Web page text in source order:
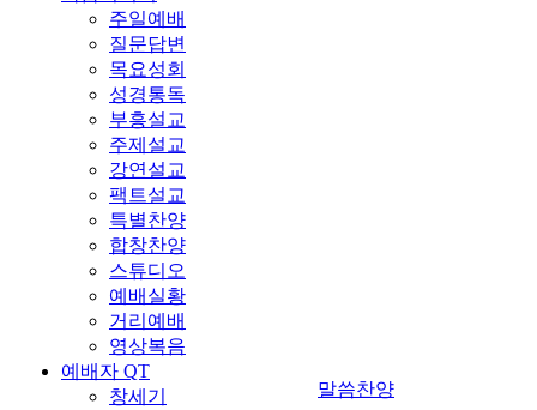
주일예배
질문답변
목요성회
성경통독
부흥설교
주제설교
강연설교
팩트설교
특별찬양
합창찬양
스튜디오
예배실황
거리예배
영상복음
예배자 QT
창세기
말씀찬양